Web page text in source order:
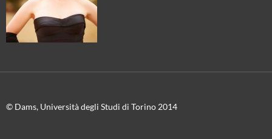
© Dams, Università degli Studi di Torino 2014